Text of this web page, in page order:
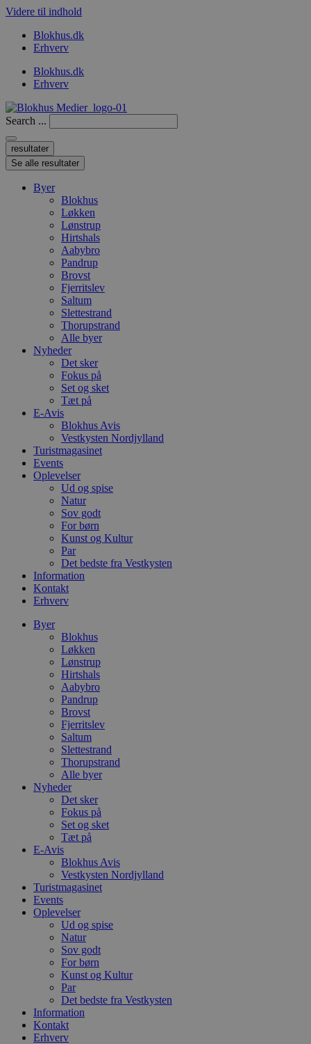
Videre til indhold
Blokhus.dk
Erhverv
Blokhus.dk
Erhverv
Search ...
resultater
Se alle resultater
Byer
Blokhus
Løkken
Lønstrup
Hirtshals
Aabybro
Pandrup
Brovst
Fjerritslev
Saltum
Slettestrand
Thorupstrand
Alle byer
Nyheder
Det sker
Fokus på
Set og sket
Tæt på
E-Avis
Blokhus Avis
Vestkysten Nordjylland
Turistmagasinet
Events
Oplevelser
Ud og spise
Natur
Sov godt
For børn
Kunst og Kultur
Par
Det bedste fra Vestkysten
Information
Kontakt
Erhverv
Byer
Blokhus
Løkken
Lønstrup
Hirtshals
Aabybro
Pandrup
Brovst
Fjerritslev
Saltum
Slettestrand
Thorupstrand
Alle byer
Nyheder
Det sker
Fokus på
Set og sket
Tæt på
E-Avis
Blokhus Avis
Vestkysten Nordjylland
Turistmagasinet
Events
Oplevelser
Ud og spise
Natur
Sov godt
For børn
Kunst og Kultur
Par
Det bedste fra Vestkysten
Information
Kontakt
Erhverv